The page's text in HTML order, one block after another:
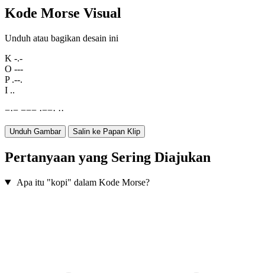
Kode Morse Visual
Unduh atau bagikan desain ini
K -.-
O ---
P .--.
I ..
−·− −−− ·−−· ··
Unduh Gambar Salin ke Papan Klip
Pertanyaan yang Sering Diajukan
Apa itu "kopi" dalam Kode Morse?